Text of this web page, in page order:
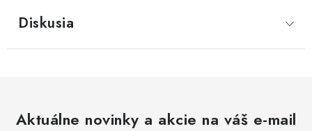
Všeobecné obchodné podmienky
Diskusia
Aktuálne novinky a akcie na váš e-mail